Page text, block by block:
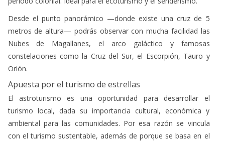
ambiental para las comunidades. Por esa razón se vincula
con el turismo sustentable, además de porque se basa en el
conocimiento y la apreciación de la naturaleza. Constituye
una forma de turismo nueva, que viene ganado adeptos en
todo el mundo, y muy apta para ser desarrollada en el
Uruguay. Bajo esta premisa se desarrolla:
En elÁrea Protegida Laguna Garzón, Estancia Anastasio